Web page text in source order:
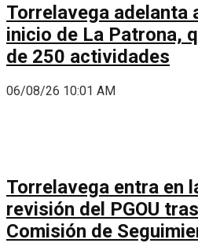
Torrelavega adelanta
inicio de La Patrona,
de 250 actividades
06/08/26 10:01 AM
Torrelavega entra en
revisión del PGOU
Comisión de